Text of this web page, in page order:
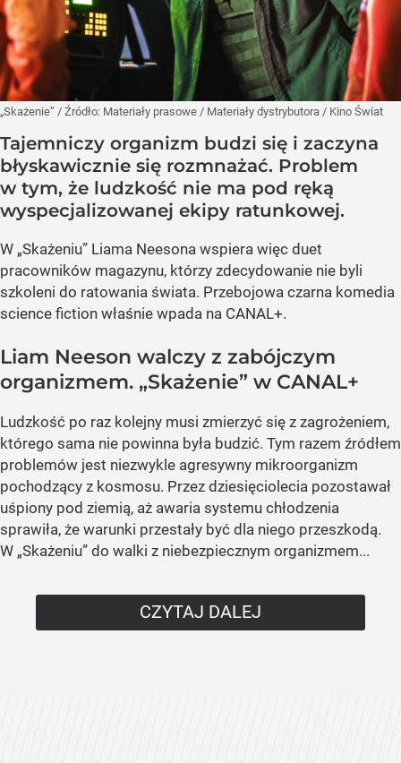
„Skażenie” / Źródło: Materiały prasowe / Materiały dystrybutora / Kino Świat
Tajemniczy organizm budzi się i zaczyna
błyskawicznie się rozmnażać. Problem
w tym, że ludzkość nie ma pod ręką
wyspecjalizowanej ekipy ratunkowej.
W „Skażeniu” Liama Neesona wspiera więc duet
pracowników magazynu, którzy zdecydowanie nie byli
szkoleni do ratowania świata. Przebojowa czarna komedia
science fiction właśnie wpada na CANAL+.
Liam Neeson walczy z zabójczym
organizmem. „Skażenie” w CANAL+
Ludzkość po raz kolejny musi zmierzyć się z zagrożeniem,
którego sama nie powinna była budzić. Tym razem źródłem
problemów jest niezwykle agresywny mikroorganizm
pochodzący z kosmosu. Przez dziesięciolecia pozostawał
uśpiony pod ziemią, aż awaria systemu chłodzenia
sprawiła, że warunki przestały być dla niego przeszkodą.
W „Skażeniu” do walki z niebezpiecznym organizmem...
CZYTAJ DALEJ